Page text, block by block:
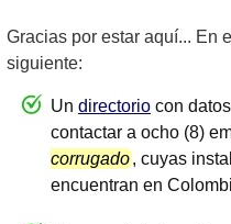
Gracias por estar aquí... En
siguiente:
Un directorio con
contactar a ocho (8)
corrugado, cuyas
encuentran en